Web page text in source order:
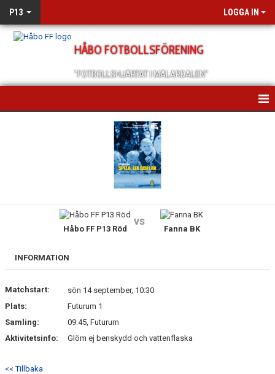
P13 LOGGA IN
HÅBO FOTBOLLSFÖRENING
"FOTBOLLSHJÄRTAT I MÄLARDALEN"
BILDGALLERI
KONTAKT
Håbo FF P13 Röd
vs
Fanna BK
INFORMATION
Matchstart:
sön 14 september, 10:30
Plats:
Futurum 1
Samling:
09:45, Futurum
Aktivitetsinfo:
Glöm ej benskydd och vattenflaska
<< Tillbaka